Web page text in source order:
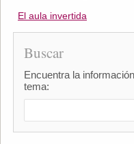
El aula invertida
Buscar
Encuentra la
tema: